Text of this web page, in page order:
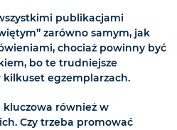
publikacjami
zarówno samym, jak
chociaż powinny być
bo te trudniejsze
kilkuset egzemplarzach.
kluczowa również w
Czy trzeba promować